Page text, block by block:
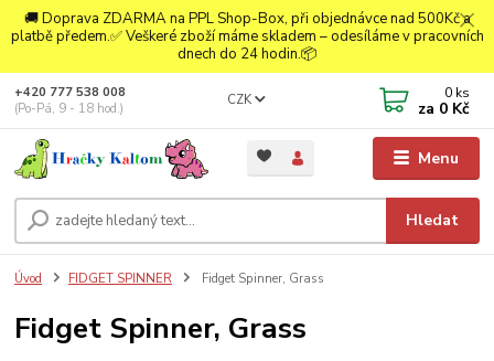
🚚 Doprava ZDARMA na PPL Shop-Box, při objednávce nad 500Kč a
platbě předem.✅ Veškeré zboží máme skladem – odesíláme v pracovních
dnech do 24 hodin.📦
Menu
CZK
Hledat
+420 777 538 008
(Po-Pá, 9 - 18 hod.)
0 ks
za 0 Kč
Úvod FIDGET SPINNER Fidget Spinner, Grass
Fidget Spinner, Grass